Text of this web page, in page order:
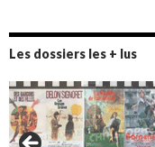
Les dossiers les + lus